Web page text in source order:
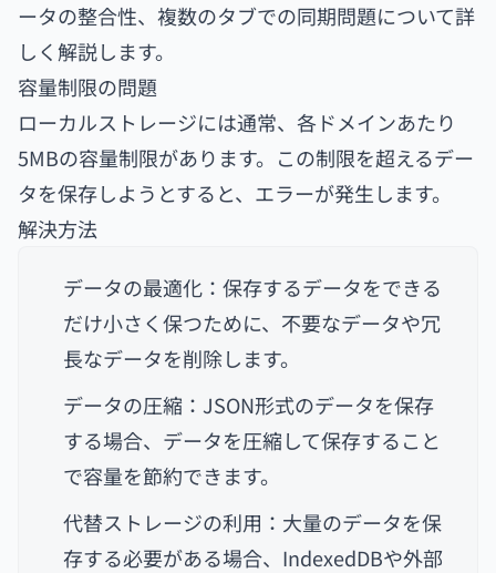
ータの整合性、複数のタブでの同期問題について詳
しく解説します。
容量制限の問題
ローカルストレージには通常、各ドメインあたり
5MBの容量制限があります。この制限を超えるデー
タを保存しようとすると、エラーが発生します。
解決方法
データの最適化：保存するデータをできる
だけ小さく保つために、不要なデータや冗
長なデータを削除します。
データの圧縮：JSON形式のデータを保存
する場合、データを圧縮して保存すること
で容量を節約できます。
代替ストレージの利用：大量のデータを保
存する必要がある場合、IndexedDBや外部